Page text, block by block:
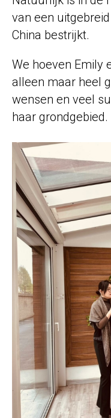
van een
China bestrijkt.
We hoeven Emily
alleen maar heel
wensen en veel
haar grondgebied.